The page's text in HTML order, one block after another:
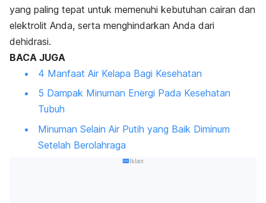
yang paling tepat untuk memenuhi kebutuhan cairan dan
elektrolit Anda, serta menghindarkan Anda dari
dehidrasi.
BACA JUGA
4 Manfaat Air Kelapa Bagi Kesehatan
5 Dampak Minuman Energi Pada Kesehatan
Tubuh
Minuman Selain Air Putih yang Baik Diminum
Setelah Berolahraga
Iklan